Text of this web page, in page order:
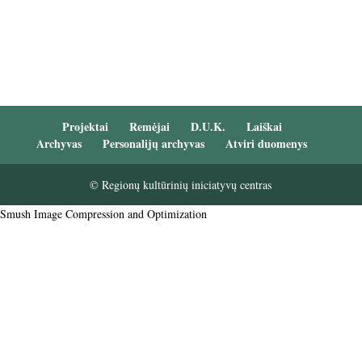
Projektai Remėjai D.U.K.
Laiškai
Archyvas
Personalijų archyvas Atviri duomenys
© Regionų kultūrinių iniciatyvų centras
Smush Image Compression and Optimization